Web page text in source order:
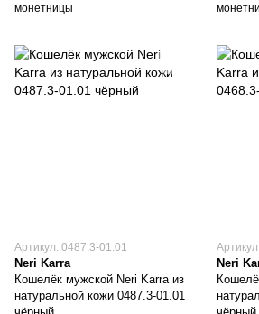
монетницы
Артикул: 0487.3-01.01
Neri Karra
Кошелёк мужской Neri Karra из
натуральной кожи 0487.3-01.01
Neri